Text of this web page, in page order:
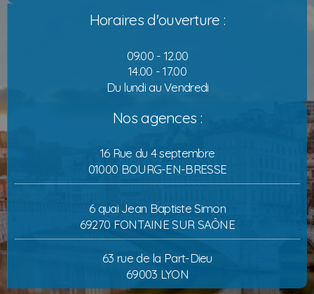
Horaires d'ouverture :
09.00 - 12.00
14.00 - 17.00
Du lundi au Vendredi
Nos agences :
16 Rue du 4 septembre
01000 BOURG-EN-BRESSE
6 quai Jean Baptiste Simon
69270 FONTAINE SUR SAÔNE
63 rue de la Part-Dieu
69003 LYON